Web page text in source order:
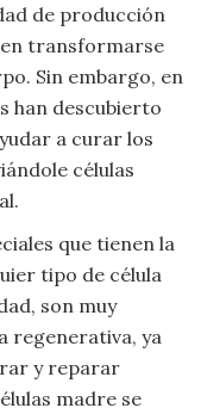
de producción
transformarse
Sin embargo, en
han descubierto
a curar los
células
que tienen la
tipo de célula
son muy
regenerativa, ya
y reparar
madre se